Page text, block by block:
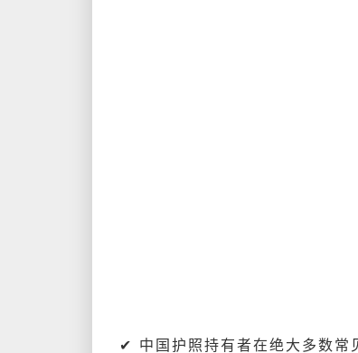
✔ 中国护照持有者在绝大多数常